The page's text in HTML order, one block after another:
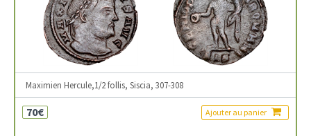
Maximien Hercule,1/2 follis, Siscia, 307-308
70€ Ajouter au panier